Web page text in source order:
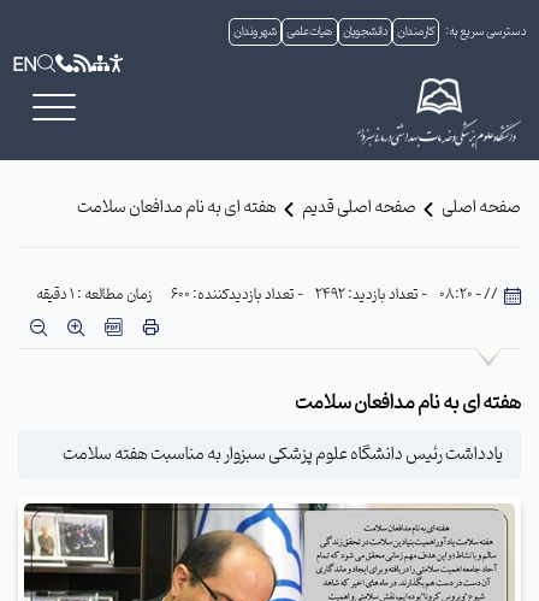
دسترسی سریع به: کارمندان دانشجویان هیات علمی شهروندان
EN
صفحه اصلی صفحه اصلی قدیم هفته ای به نام مدافعان سلامت
// - 08:20 - تعداد بازدید: 2492 - تعداد بازدیدکننده: 600 زمان مطالعه : 1 دقیقه
هفته ای به نام مدافعان سلامت
یادداشت رئیس دانشگاه علوم پزشکی سبزوار به مناسبت هفته سلامت